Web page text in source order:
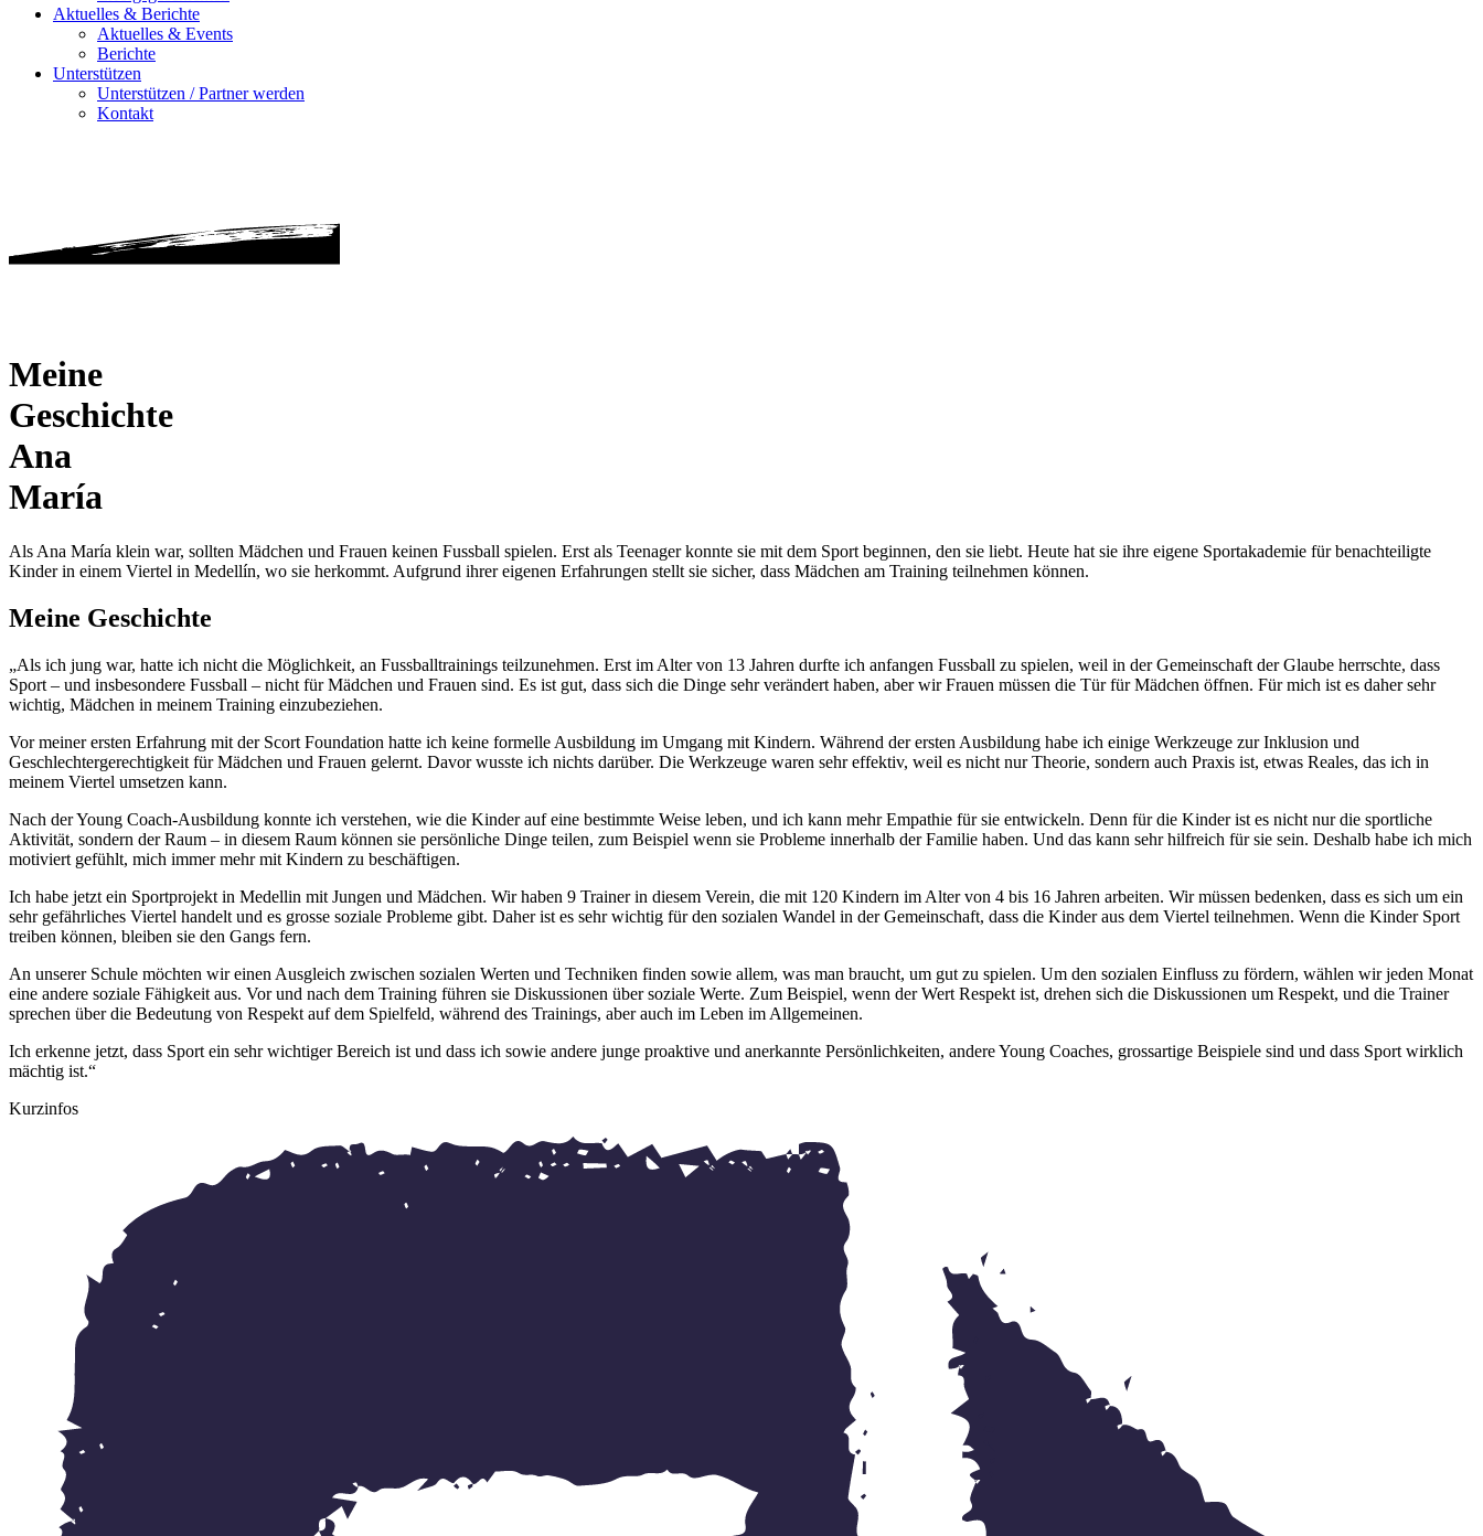
Aktuelles & Berichte
Aktuelles & Events
Berichte
Unterstützen
Unterstützen / Partner werden
Kontakt
Meine
Geschichte
Ana
María
Als Ana María klein war, sollten Mädchen und Frauen keinen Fussball spielen. Erst als Teenager konnte sie mit dem Sport beginnen, den sie liebt. Heute hat sie ihre eigene Sportakademie für benachteiligte
Kinder in einem Viertel in Medellín, wo sie herkommt. Aufgrund ihrer eigenen Erfahrungen stellt sie sicher, dass Mädchen am Training teilnehmen können.
Meine Geschichte
„Als ich jung war, hatte ich nicht die Möglichkeit, an Fussballtrainings teilzunehmen. Erst im Alter von 13 Jahren durfte ich anfangen Fussball zu spielen, weil in der Gemeinschaft der Glaube herrschte, dass
Sport – und insbesondere Fussball – nicht für Mädchen und Frauen sind. Es ist gut, dass sich die Dinge sehr verändert haben, aber wir Frauen müssen die Tür für Mädchen öffnen. Für mich ist es daher sehr
wichtig, Mädchen in meinem Training einzubeziehen.
Vor meiner ersten Erfahrung mit der Scort Foundation hatte ich keine formelle Ausbildung im Umgang mit Kindern. Während der ersten Ausbildung habe ich einige Werkzeuge zur Inklusion und
Geschlechtergerechtigkeit für Mädchen und Frauen gelernt. Davor wusste ich nichts darüber. Die Werkzeuge waren sehr effektiv, weil es nicht nur Theorie, sondern auch Praxis ist, etwas Reales, das ich in
meinem Viertel umsetzen kann.
Nach der Young Coach-Ausbildung konnte ich verstehen, wie die Kinder auf eine bestimmte Weise leben, und ich kann mehr Empathie für sie entwickeln. Denn für die Kinder ist es nicht nur die sportliche
Aktivität, sondern der Raum – in diesem Raum können sie persönliche Dinge teilen, zum Beispiel wenn sie Probleme innerhalb der Familie haben. Und das kann sehr hilfreich für sie sein. Deshalb habe ich mich
motiviert gefühlt, mich immer mehr mit Kindern zu beschäftigen.
Ich habe jetzt ein Sportprojekt in Medellin mit Jungen und Mädchen. Wir haben 9 Trainer in diesem Verein, die mit 120 Kindern im Alter von 4 bis 16 Jahren arbeiten. Wir müssen bedenken, dass es sich um ein
sehr gefährliches Viertel handelt und es grosse soziale Probleme gibt. Daher ist es sehr wichtig für den sozialen Wandel in der Gemeinschaft, dass die Kinder aus dem Viertel teilnehmen. Wenn die Kinder Sport
treiben können, bleiben sie den Gangs fern.
An unserer Schule möchten wir einen Ausgleich zwischen sozialen Werten und Techniken finden sowie allem, was man braucht, um gut zu spielen. Um den sozialen Einfluss zu fördern, wählen wir jeden Monat
eine andere soziale Fähigkeit aus. Vor und nach dem Training führen sie Diskussionen über soziale Werte. Zum Beispiel, wenn der Wert Respekt ist, drehen sich die Diskussionen um Respekt, und die Trainer
sprechen über die Bedeutung von Respekt auf dem Spielfeld, während des Trainings, aber auch im Leben im Allgemeinen.
Ich erkenne jetzt, dass Sport ein sehr wichtiger Bereich ist und dass ich sowie andere junge proaktive und anerkannte Persönlichkeiten, andere Young Coaches, grossartige Beispiele sind und dass Sport wirklich
mächtig ist.“
Kurzinfos